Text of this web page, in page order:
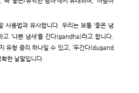
사용법과 유사합니다. 우리는 보통 ‘좋은 냄
‘나쁜 냄새’를 간다(gandha)라고 합니다.
유형 중의 하나일 수 있고, ‘두간다(dugand
확한 낱말입니다.